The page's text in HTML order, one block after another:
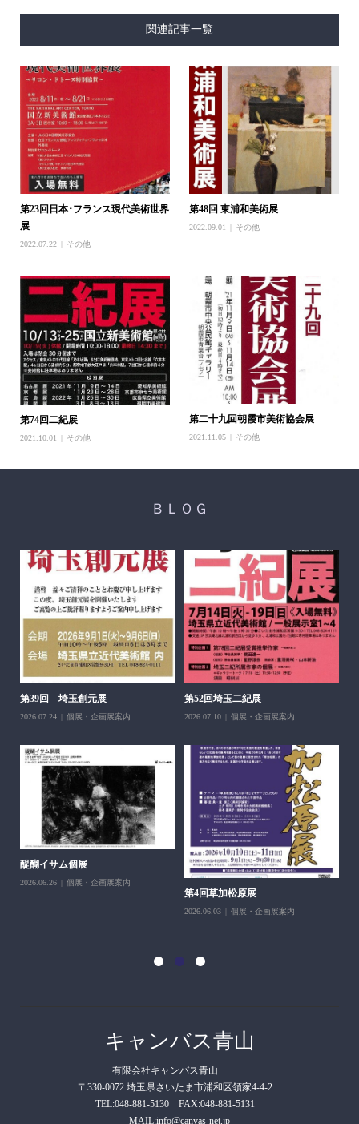
関連記事一覧
第23回日本･フランス現代美術世界
展
2022.07.22 その他
第48回 東浦和美術展
2022.09.01 その他
第74回二紀展
2021.10.01 その他
第二十九回朝霞市美術協会展
2021.11.05 その他
ＢＬＯＧ
第39回 埼玉創元展
2026.07.24 個展・企画展案内
第52回埼玉二紀展
2026.07.10 個展・企画展案内
醍醐イサム個展
2026.06.26 個展・企画展案内
第4回草加松原展
2026.06.03 個展・企画展案内
キャンバス青山
有限会社キャンバス青山
〒330-0072 埼玉県さいたま市浦和区領家4-4-2
TEL:048-881-5130 FAX:048-881-5131
MAIL:info@canvas-net.jp